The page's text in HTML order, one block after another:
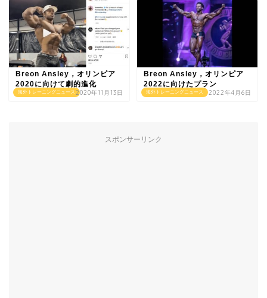
海外トレーニングニュース
Breon Ansley，オリンピア
2020に向けて劇的進化
2020年11月13日 海外トレーニングニュース
Breon Ansley，オリンピア
2022に向けたプラン
2022年4月6日
スポンサーリンク